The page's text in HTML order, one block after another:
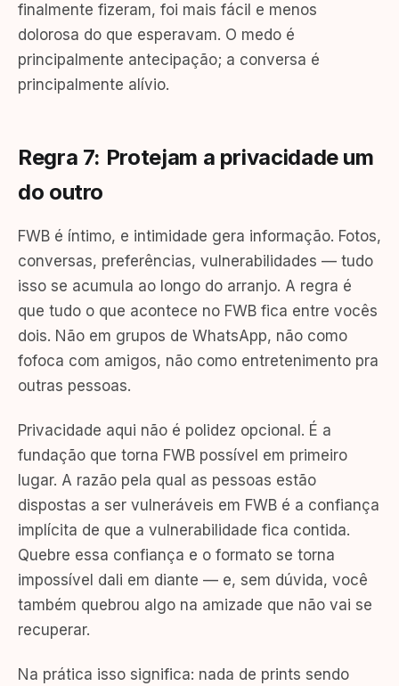
finalmente fizeram, foi mais fácil e menos
dolorosa do que esperavam. O medo é
principalmente antecipação; a conversa é
principalmente alívio.
Regra 7: Protejam a privacidade um
do outro
FWB é íntimo, e intimidade gera informação. Fotos,
conversas, preferências, vulnerabilidades — tudo
isso se acumula ao longo do arranjo. A regra é
que tudo o que acontece no FWB fica entre vocês
dois. Não em grupos de WhatsApp, não como
fofoca com amigos, não como entretenimento pra
outras pessoas.
Privacidade aqui não é polidez opcional. É a
fundação que torna FWB possível em primeiro
lugar. A razão pela qual as pessoas estão
dispostas a ser vulneráveis em FWB é a confiança
implícita de que a vulnerabilidade fica contida.
Quebre essa confiança e o formato se torna
impossível dali em diante — e, sem dúvida, você
também quebrou algo na amizade que não vai se
recuperar.
Na prática isso significa: nada de prints sendo